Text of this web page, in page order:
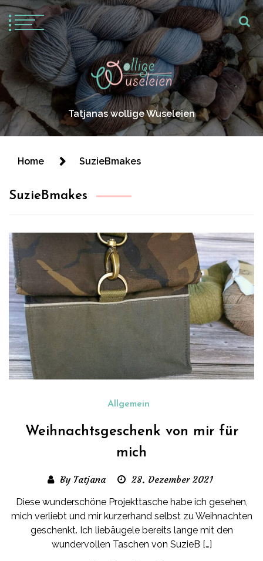
Tatjanas wollige Wuseleien
Home SuzieBmakes
SuzieBmakes
Allgemein
Weihnachtsgeschenk von mir für
mich
By Tatjana 28. Dezember 2021
Diese wunderschöne Projekttasche habe ich gesehen,
mich verliebt und mir kurzerhand selbst zu Weihnachten
geschenkt. Ich liebäugele bereits lange mit den
wundervollen Taschen von SuzieB […]